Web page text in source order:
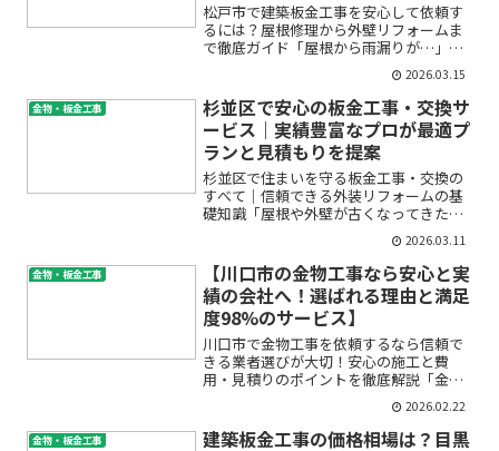
松戸市で建築板金工事を安心して依頼す
るには？屋根修理から外壁リフォームま
で徹底ガイド「屋根から雨漏りが…」
「外壁が傷んできたけど、どこに頼めば
いいの？」「見積もりって高いのかな」
といったお悩みでお困りではありません
か？建築板金工事は、普段は...
2026.03.15
金物・板金工事
杉並区で安心の板金工事・交換サ
ービス｜実績豊富なプロが最適プ
ランと見積もりを提案
杉並区で住まいを守る板金工事・交換の
すべて｜信頼できる外装リフォームの基
礎知識「屋根や外壁が古くなってきた気
がする」「雨漏りやサビが心配」「どこ
に相談したらいいのかわからない」——
そんな不安や疑問を抱えてこのページに
たどり着いたのではないで...
2026.03.11
金物・板金工事
【川口市の金物工事なら安心と実
績の会社へ！選ばれる理由と満足
度98%のサービス】
川口市で金物工事を依頼するなら信頼で
きる業者選びが大切！安心の施工と費
用・見積りのポイントを徹底解説「金物
工事を頼みたいけど、どの会社に依頼す
れば安心なのかわからない」「費用や見
積りの内容に不安がある」「そもそも金
2026.02.22
金物・板金工事
建築板金工事の価格相場は？目黒